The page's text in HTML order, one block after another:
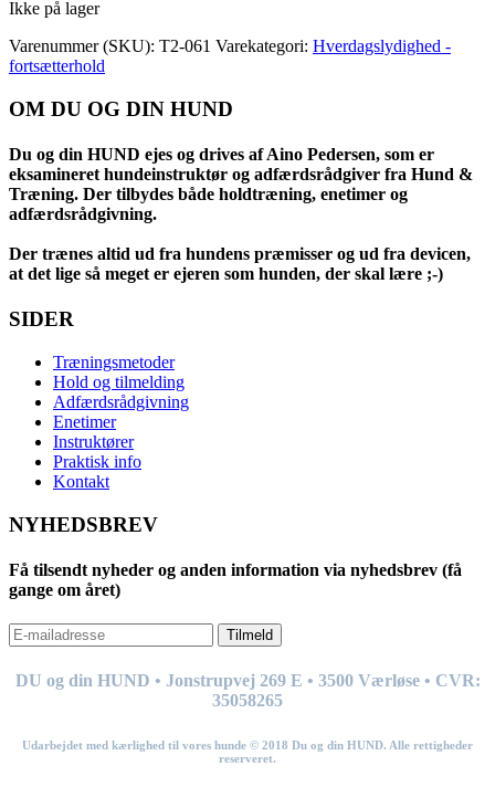
Ikke på lager
Varenummer (SKU): T2-061 Varekategori: Hverdagslydighed -
fortsætterhold
OM DU OG DIN HUND
Du og din HUND ejes og drives af Aino Pedersen, som er
eksamineret hundeinstruktør og adfærdsrådgiver fra Hund &
Træning. Der tilbydes både holdtræning, enetimer og
adfærdsrådgivning.
Der trænes altid ud fra hundens præmisser og ud fra devicen,
at det lige så meget er ejeren som hunden, der skal lære ;-)
SIDER
Træningsmetoder
Hold og tilmelding
Adfærdsrådgivning
Enetimer
Instruktører
Praktisk info
Kontakt
NYHEDSBREV
Få tilsendt nyheder og anden information via nyhedsbrev (få
gange om året)
Tilmeld
DU og din HUND • Jonstrupvej 269 E • 3500 Værløse • CVR:
35058265
Udarbejdet med kærlighed til vores hunde © 2018 Du og din HUND. Alle rettigheder
reserveret.